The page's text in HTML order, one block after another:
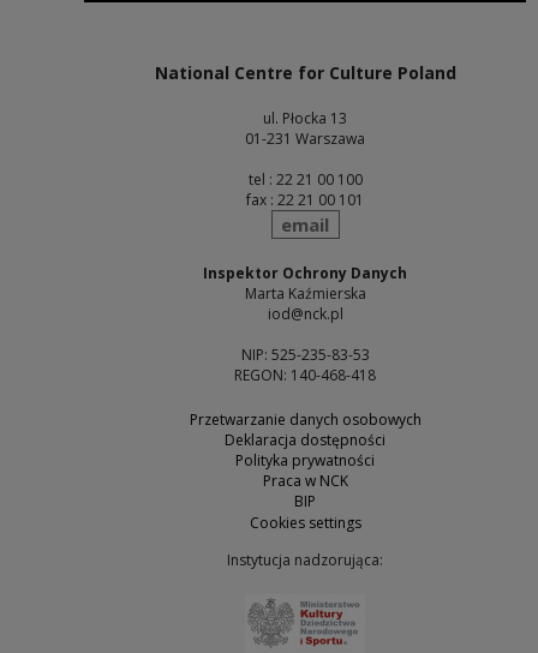
National Centre for Culture Poland
ul. Płocka 13
01-231 Warszawa
tel : 22 21 00 100
fax : 22 21 00 101
send
email
Inspektor Ochrony Danych
Marta Kaźmierska
iod@nck.pl
NIP: 525-235-83-53
REGON: 140-468-418
Przetwarzanie danych osobowych
Deklaracja dostępności
Polityka prywatności
Praca w NCK
BIP
Cookies settings
Instytucja nadzorująca: